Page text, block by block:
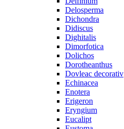
Delosperma
Dichondra
Didiscus
Dighitalis
Dimorfotica
Dolichos
Dorotheanthus
Dovleac decorativ
Echinacea
Enotera
Erigeron
Eryngium
Eucalipt